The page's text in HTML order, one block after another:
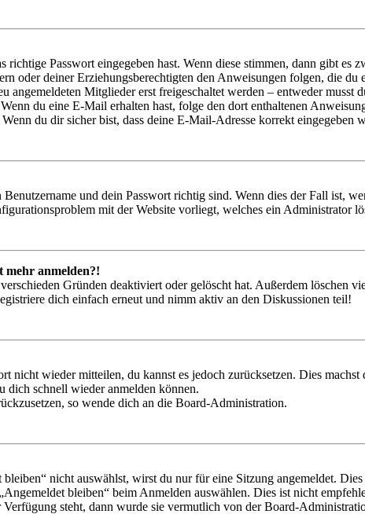
Passwort eingegeben hast. Wenn diese stimmen, dann gibt es
oder deiner Erziehungsberechtigten den Anweisungen folgen, die
Mitglieder erst freigeschaltet werden – entweder musst
du eine E-Mail erhalten hast, folge den dort enthaltenen
du dir sicher bist, dass deine E-Mail-Adresse korrekt eingegeben
und dein Passwort richtig sind. Wenn dies der Fall ist,
mit der Website vorliegt, welches ein Administrator
anmelden?!
Gründen deaktiviert oder gelöscht hat. Außerdem löschen
dich einfach erneut und nimm aktiv an den Diskussionen teil!
nicht wieder mitteilen, du kannst es jedoch zurücksetzen. Dies
dich schnell wieder anmelden können.
so wende dich an die Board-Administration.
nicht auswählst, wirst du nur für eine Sitzung angemeldet.
bleiben“ beim Anmelden auswählen. Dies ist nicht
steht, dann wurde sie vermutlich von der Board-